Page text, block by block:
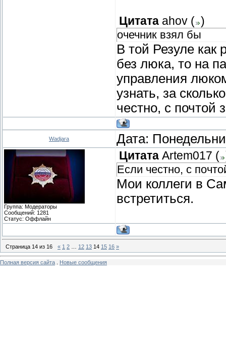
Цитата ahov ( )
очечник взял бы
В той Резуле как
без люка, то на
управления
узнать, за
честно, с почтой
Wadjara Дата:
Группа: Модераторы
Сообщений: 1281
Статус: Оффлайн
Цитата Artem017 (
Если честно, с
Мои коллеги в
встретиться.
Страница 14 из 16 « 1 2 12 13 14 15 16 »
Полная версия сайта Новые сообщения